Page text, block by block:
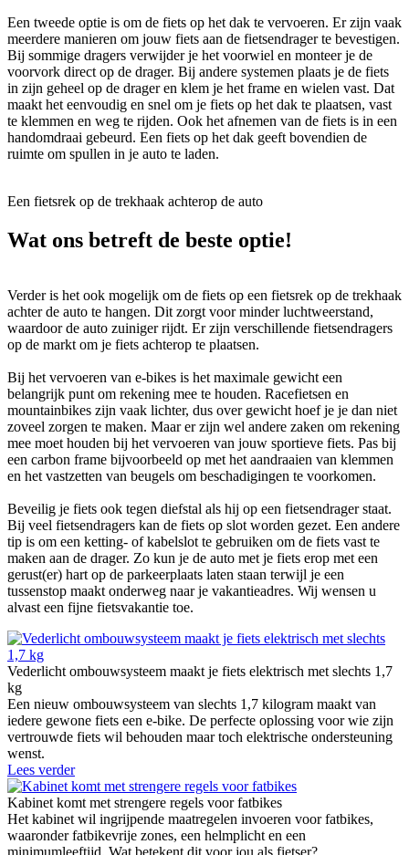
Een tweede optie is om de fiets op het dak te vervoeren. Er zijn vaak
meerdere manieren om jouw fiets aan de fietsendrager te bevestigen.
Bij sommige dragers verwijder je het voorwiel en monteer je de
voorvork direct op de drager. Bij andere systemen plaats je de fiets
in zijn geheel op de drager en klem je het frame en wielen vast. Dat
maakt het eenvoudig en snel om je fiets op het dak te plaatsen, vast
te klemmen en weg te rijden. Ook het afnemen van de fiets is in een
handomdraai gebeurd. Een fiets op het dak geeft bovendien de
ruimte om spullen in je auto te laden.
Een fietsrek op de trekhaak achterop de auto
Wat ons betreft de beste optie!
Verder is het ook mogelijk om de fiets op een fietsrek op de trekhaak
achter de auto te hangen. Dit zorgt voor minder luchtweerstand,
waardoor de auto zuiniger rijdt. Er zijn verschillende fietsendragers
op de markt om je fiets achterop te plaatsen.
Bij het vervoeren van e-bikes is het maximale gewicht een
belangrijk punt om rekening mee te houden. Racefietsen en
mountainbikes zijn vaak lichter, dus over gewicht hoef je je dan niet
zoveel zorgen te maken. Maar er zijn wel andere zaken om rekening
mee moet houden bij het vervoeren van jouw sportieve fiets. Pas bij
een carbon frame bijvoorbeeld op met het aandraaien van klemmen
en het vastzetten van beugels om beschadigingen te voorkomen.
Beveilig je fiets ook tegen diefstal als hij op een fietsendrager staat.
Bij veel fietsendragers kan de fiets op slot worden gezet. Een andere
tip is om een ketting- of kabelslot te gebruiken om de fiets vast te
maken aan de drager. Zo kun je de auto met je fiets erop met een
gerust(er) hart op de parkeerplaats laten staan terwijl je een
tussenstop maakt onderweg naar je vakantieadres. Wij wensen u
alvast een fijne fietsvakantie toe.
Vederlicht ombouwsysteem maakt je fiets elektrisch met slechts 1,7
kg
Een nieuw ombouwsysteem van slechts 1,7 kilogram maakt van
iedere gewone fiets een e-bike. De perfecte oplossing voor wie zijn
vertrouwde fiets wil behouden maar toch elektrische ondersteuning
wenst.
Lees verder
Kabinet komt met strengere regels voor fatbikes
Het kabinet wil ingrijpende maatregelen invoeren voor fatbikes,
waaronder fatbikevrije zones, een helmplicht en een
minimumleeftijd. Wat betekent dit voor jou als fietser?